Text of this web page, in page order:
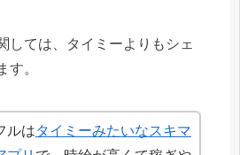
しては、タイミーよりもシェ
す。
ルはタイミーみたいなスキマ